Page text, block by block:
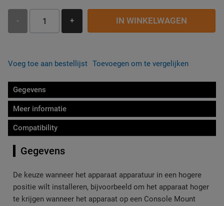
- + IN WINKELWAGEN
Voeg toe aan bestellijst Toevoegen om te vergelijken
Gegevens
Meer informatie
Compatibility
Gegevens
De keuze wanneer het apparaat apparatuur in een hogere
positie wilt installeren, bijvoorbeeld om het apparaat hoger
te krijgen wanneer het apparaat op een Console Mount